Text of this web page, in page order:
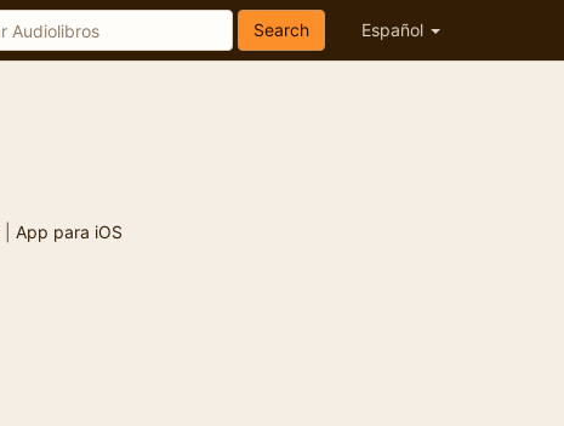
Español
Search
App para iOS